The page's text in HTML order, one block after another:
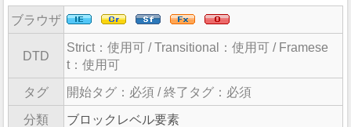
ブラウザ
DTD
Strict： 使用可 / Transitional： 使用可 / Framese
t： 使用可
タグ 開始タグ：必須 / 終了タグ：必須
分類 ブロックレベル要素